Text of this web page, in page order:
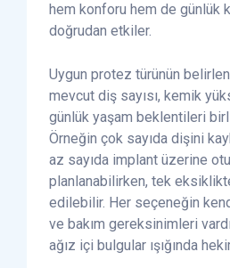
hem konforu hem de günlük
doğrudan etkiler.
Uygun protez türünün
mevcut diş sayısı, kemik
günlük yaşam beklentileri
Örneğin çok sayıda dişini
az sayıda implant üzerine
planlanabilirken, tek
edilebilir. Her seçeneğin
ve bakım gereksinimleri
ağız içi bulgular ışığında